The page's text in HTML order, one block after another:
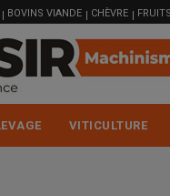
BOVINS VIANDE CHÈVRE
VITICULTURE